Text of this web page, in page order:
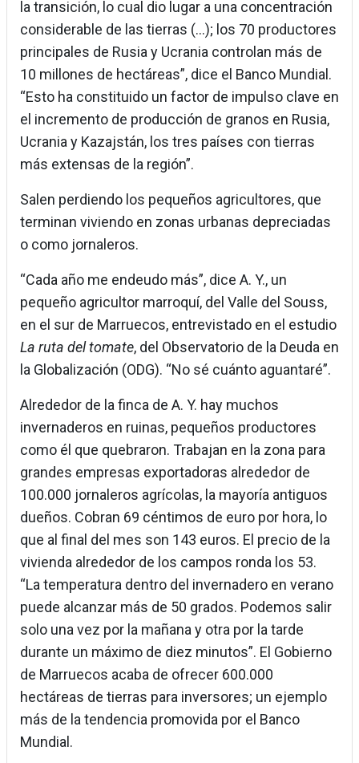
la transición, lo cual dio lugar a una concentración
considerable de las tierras (...); los 70 productores
principales de Rusia y Ucrania controlan más de
10 millones de hectáreas”, dice el Banco Mundial.
“Esto ha constituido un factor de impulso clave en
el incremento de producción de granos en Rusia,
Ucrania y Kazajstán, los tres países con tierras
más extensas de la región”.
Salen perdiendo los pequeños agricultores, que
terminan viviendo en zonas urbanas depreciadas
o como jornaleros.
“Cada año me endeudo más”, dice A. Y., un
pequeño agricultor marroquí, del Valle del Souss,
en el sur de Marruecos, entrevistado en el estudio
La ruta del tomate, del Observatorio de la Deuda en
la Globalización (ODG). “No sé cuánto aguantaré”.
Alrededor de la finca de A. Y. hay muchos
invernaderos en ruinas, pequeños productores
como él que quebraron. Trabajan en la zona para
grandes empresas exportadoras alrededor de
100.000 jornaleros agrícolas, la mayoría antiguos
dueños. Cobran 69 céntimos de euro por hora, lo
que al final del mes son 143 euros. El precio de la
vivienda alrededor de los campos ronda los 53.
“La temperatura dentro del invernadero en verano
puede alcanzar más de 50 grados. Podemos salir
solo una vez por la mañana y otra por la tarde
durante un máximo de diez minutos”. El Gobierno
de Marruecos acaba de ofrecer 600.000
hectáreas de tierras para inversores; un ejemplo
más de la tendencia promovida por el Banco
Mundial.